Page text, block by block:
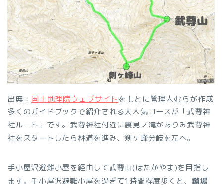
出典： 国土地理院ウェブサイト をもとに管理人むらが作成
多くのガイドブックで紹介される大人気コースが「武尊神
社ルート」です。武尊神社付近に裏見ノ滝がありみ武尊神
社をスタートしたら林道を進み、剣ヶ峰分岐を左へ。
手小屋沢避難小屋を経由して武尊山(ほたかやま)を目指し
ます。手小屋沢避難小屋を過ぎて1時間程度歩くと、鎖場